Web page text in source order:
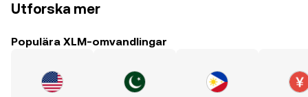
Utforska mer
Populära XLM-omvandlingar